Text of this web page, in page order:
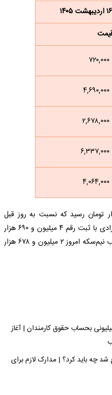
۷۲۰,۰۰۰
۴,۶۹۰,۰۰۰
۲,۶۷۸,۰۰۰
۶,۳۳۷,۰۰۰
۴,۰۶۴,۰۰۰
امامی امروز به ۷۲۰ هزار تومان رسید که نسبت به روز قبل
کاهش داشته است. حباب سکه بهار آزادی با ثبت رقم ۴ میلیون و ۶۹۰ هزار
تومان ، روند کاهشی را تجربه کرد. حباب نیم‌سکه امروز ۲ میلیون و ۶۷۸ هزار
دولت با واریزی 4 میلیونی بحساب حقوق کارمندان | آغاز
شد چه باید کرد؟ | مدارک لازم برای